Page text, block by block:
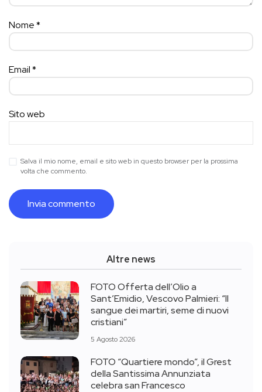
Nome*
Email*
Sito web
Salva il mio nome, email e sito web in questo browser per la prossima
volta che commento.
Altre news
FOTO Offerta dell’Olio a
Sant’Emidio, Vescovo Palmieri: “Il
sangue dei martiri, seme di nuovi
cristiani”
5 Agosto 2026
FOTO “Quartiere mondo”, il Grest
della Santissima Annunziata
celebra san Francesco